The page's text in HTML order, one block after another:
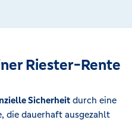
Riester-Rente
Sicherheit durch eine
die dauerhaft ausgezahlt